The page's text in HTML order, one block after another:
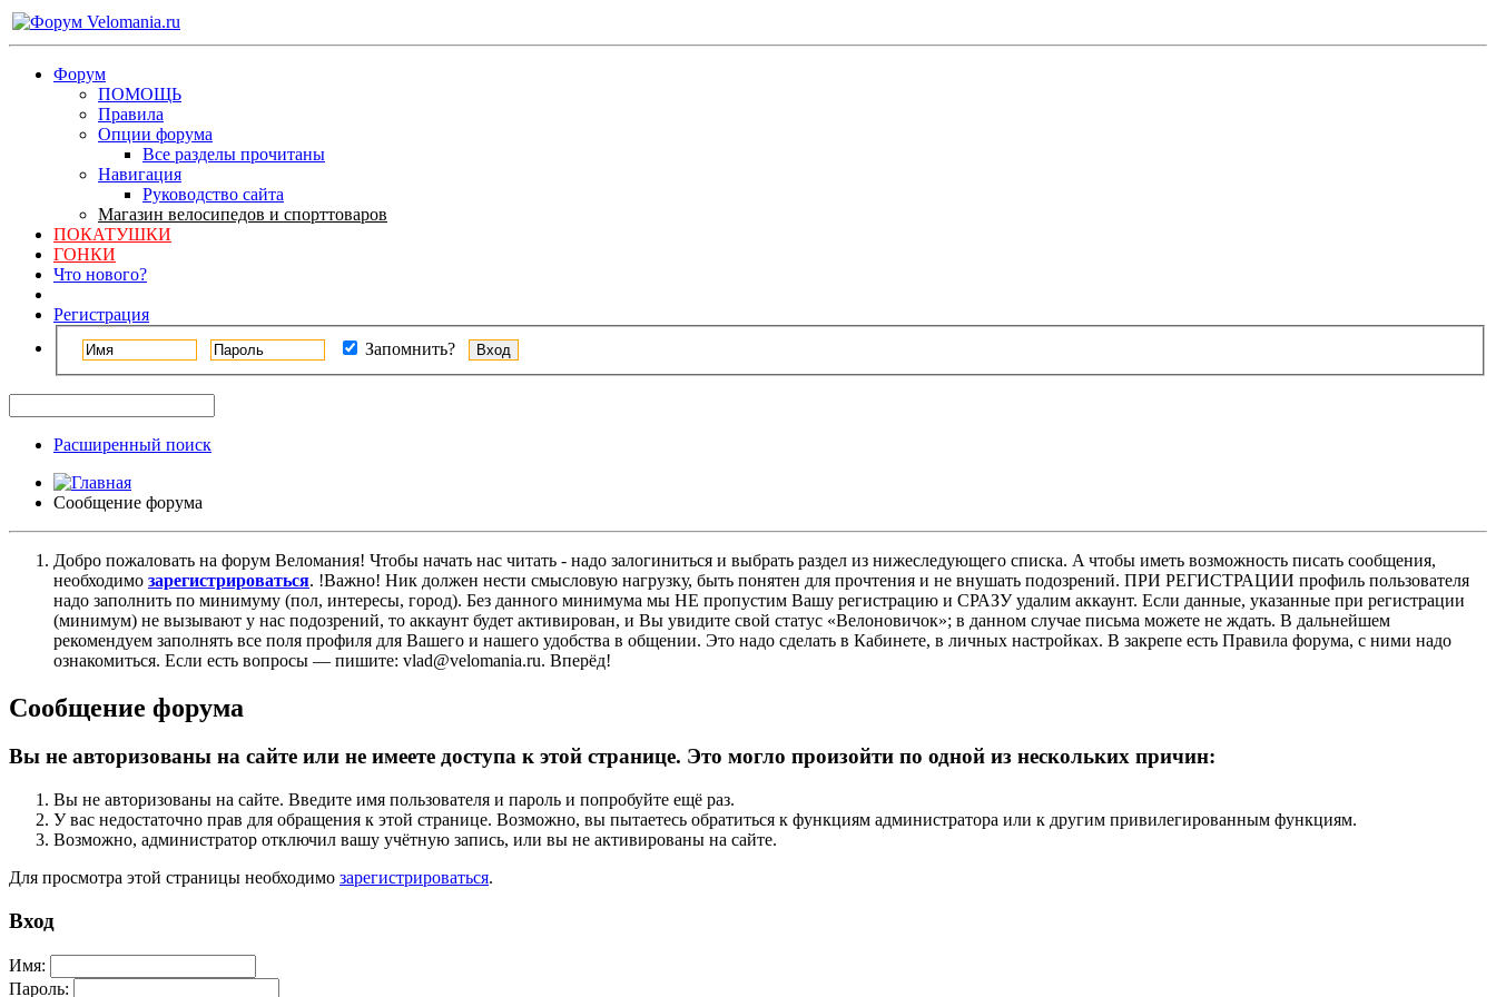
Форум
ПОМОЩЬ
Правила
Опции форума
Все разделы прочитаны
Навигация
Руководство сайта
Магазин велосипедов и спорттоваров
ПОКАТУШКИ
ГОНКИ
Что нового?
Регистрация
Запомнить?
Расширенный поиск
Сообщение форума
Добро пожаловать на форум Веломания! Чтобы начать нас читать - надо залогиниться и выбрать раздел из нижеследующего списка. A чтобы иметь возможность писать сообщения,
необходимо зарегистрироваться. !Важно! Ник должен нести смысловую нагрузку, быть понятен для прочтения и не внушать подозрений. ПРИ РЕГИСТРАЦИИ профиль пользователя
надо заполнить по минимуму (пол, интересы, город). Без данного минимума мы НЕ пропустим Вашу регистрацию и СРАЗУ удалим аккаунт. Если данные, указанные при регистрации
(минимум) не вызывают у нас подозрений, то аккаунт будет активирован, и Вы увидите свой статус «Велоновичок»; в данном случае письма можете не ждать. В дальнейшем
рекомендуем заполнять все поля профиля для Вашего и нашего удобства в общении. Это надо сделать в Кабинете, в личных настройках. В закрепе есть Правила форума, с ними надо
ознакомиться. Если есть вопросы — пишите: vlad@velomania.ru. Вперёд!
Сообщение форума
Вы не авторизованы на сайте или не имеете доступа к этой странице. Это могло произойти по одной из нескольких причин:
Вы не авторизованы на сайте. Введите имя пользователя и пароль и попробуйте ещё раз.
У вас недостаточно прав для обращения к этой странице. Возможно, вы пытаетесь обратиться к функциям администратора или к другим привилегированным функциям.
Возможно, администратор отключил вашу учётную запись, или вы не активированы на сайте.
Для просмотра этой страницы необходимо зарегистрироваться.
Вход
Имя:
Пароль: